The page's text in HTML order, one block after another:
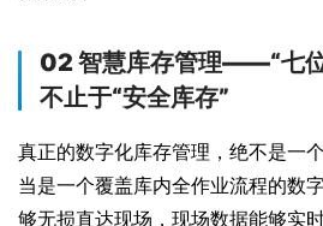
02 智慧库存管理——“七位
不止于“安全库存”
真正的数字化库存管理，绝不是一
当是一个覆盖库内全作业流程的数
够无损直达现场，现场数据能够实